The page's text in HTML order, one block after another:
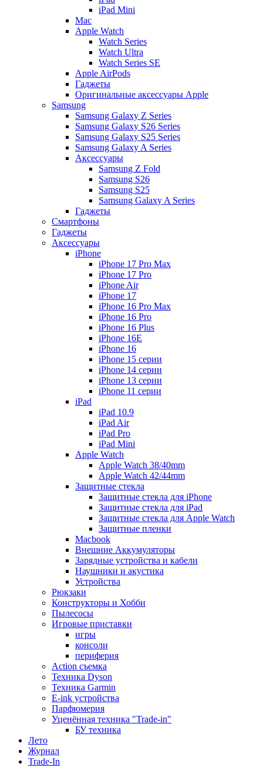
iPad Mini
Mac
Apple Watch
Watch Series
Watch Ultra
Watch Series SE
Apple AirPods
Гаджеты
Оригинальные аксессуары Apple
Samsung
Samsung Galaxy Z Series
Samsung Galaxy S26 Series
Samsung Galaxy S25 Series
Samsung Galaxy A Series
Аксессуары
Samsung Z Fold
Samsung S26
Samsung S25
Samsung Galaxy A Series
Гаджеты
Смартфоны
Гаджеты
Аксессуары
iPhone
iPhone 17 Pro Max
iPhone 17 Pro
iPhone Air
iPhone 17
iPhone 16 Pro Max
iPhone 16 Pro
iPhone 16 Plus
iPhone 16E
iPhone 16
iPhone 15 серии
iPhone 14 серии
iPhone 13 серии
iPhone 11 серии
iPad
iPad 10.9
iPad Air
iPad Pro
iPad Mini
Apple Watch
Apple Watch 38/40mm
Apple Watch 42/44mm
Защитные стекла
Защитные стекла для iPhone
Защитные стекла для iPad
Защитные стекла для Apple Watch
Защитные пленки
Macbook
Внешние Аккумуляторы
Зарядные устройства и кабели
Наушники и акустика
Устройства
Рюкзаки
Конструкторы и Хобби
Пылесосы
Игровые приставки
игры
консоли
периферия
Action съемка
Техника Dyson
Техника Garmin
E-ink устройства
Парфюмерия
Уценённая техника "Trade-in"
БУ техника
Лето
Журнал
Trade-In